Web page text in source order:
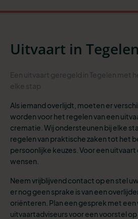
Uitvaart in Tegelen
Als iemand overlijdt, moeten er
worden voor het regelen van een
crematie. Wij ondersteunen bij elke
regelen van praktische zaken tot het
persoonlijke keuzes. Voor een
wensen.
Neem vrijblijvend contact op en stel
er nog geen sprake is van een
oriënteren. Plan een gesprek met een
uitvaartadviseurs voor een voorstel